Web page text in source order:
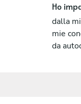
Ho
dalla
mie
da